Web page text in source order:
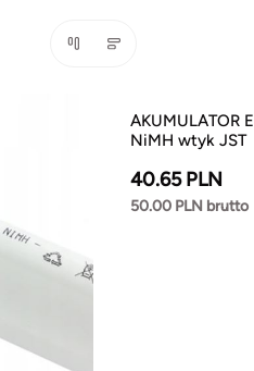
AKUMULATOR
NiMH wtyk JST
40.65 PLN
50.00 PLN brutto